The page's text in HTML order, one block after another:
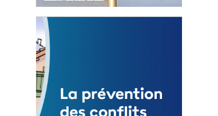
Statut de l’élu local
3 avril 2024
Mise à jour avril 2024 233109 Total 0 Votes
FEUILLETER